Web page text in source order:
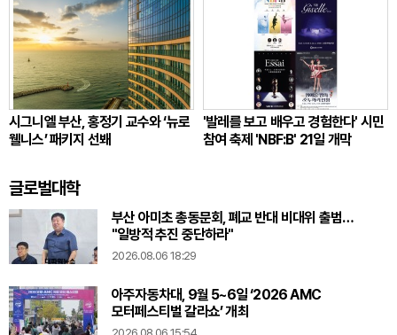
시그니엘 부산, 홍정기 교수와 ‘뉴로
웰니스’ 패키지 선봬
'발레를 보고 배우고 경험한다' 시민
참여 축제 'NBF:B' 21일 개막
글로벌대학
부산 아미초 총동문회, 폐교 반대 비대위 출범…
"일방적 추진 중단하라"
2026.08.06 18:29
아주자동차대, 9월 5~6일 ‘2026 AMC
모터페스티벌 갈라쇼’ 개최